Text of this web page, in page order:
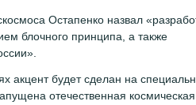
Остапенко назвал
блочного принципа, а также
акцент будет сделан на
отечественная космическая